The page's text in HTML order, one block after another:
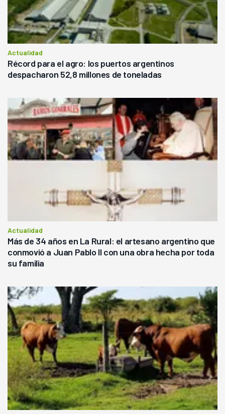
Actualidad
Récord para el agro: los puertos argentinos
despacharon 52,8 millones de toneladas
Actualidad
Más de 34 años en La Rural: el artesano argentino que
conmovió a Juan Pablo II con una obra hecha por toda
su familia